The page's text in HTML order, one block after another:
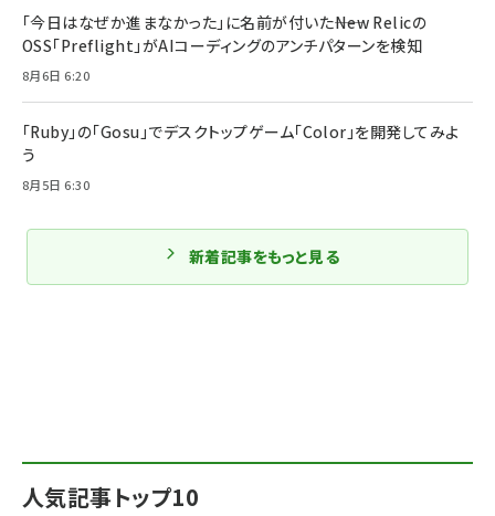
人気記事トップ10
「今日はなぜか進まなかった」に名前が付いた――New Relicの
OSS「Preflight」がAIコーディングのアンチパターンを検知
8月6日 6:20
「Ruby」の「Gosu」でデスクトップゲーム「Color」を開発してみよ
う
8月5日 6:30
新着記事をもっと見る